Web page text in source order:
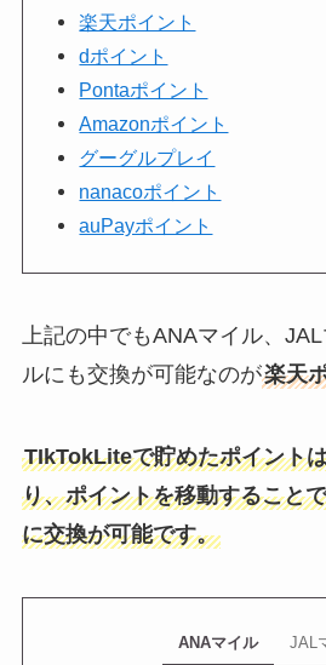
楽天ポイント
dポイント
Pontaポイント
Amazonポイント
グーグルプレイ
nanacoポイント
auPayポイント
上記の中でもANAマイル、
ルにも交換が可能なのが楽天
TIkTokLiteで貯めたポイント
り、ポイントを移動すること
に交換が可能です。
ANAマイル JAL